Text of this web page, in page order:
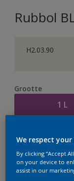
Rubbol
H2.03.90
Grootte
1 L
We respect your
By clicking “Accept
on your device to
assist in our